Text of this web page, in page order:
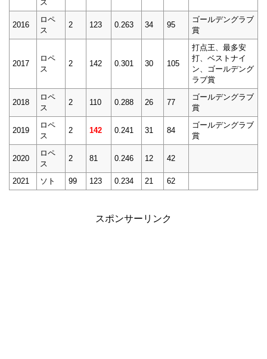
ス
2016
ロペ
ス
2 123 0.263 34 95
ゴールデングラブ
賞
2017
ロペ
ス
2 142 0.301 30 105
打点王、最多安
打、ベストナイ
ン、ゴールデング
ラブ賞
2018
ロペ
ス
2 110 0.288 26 77
ゴールデングラブ
賞
2019
ロペ
ス
2 142 0.241 31 84
ゴールデングラブ
賞
2020
ロペ
ス
2 81 0.246 12 42
2021 ソト 99 123 0.234 21 62
スポンサーリンク